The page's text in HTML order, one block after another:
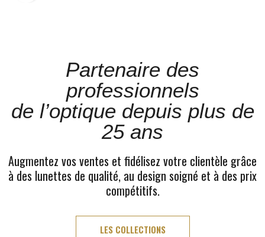
Partenaire des
professionnels
de l’optique depuis plus de
25 ans
Augmentez vos ventes et fidélisez votre clientèle grâce
à des lunettes de qualité, au design soigné et à des prix
compétitifs.
LES COLLECTIONS